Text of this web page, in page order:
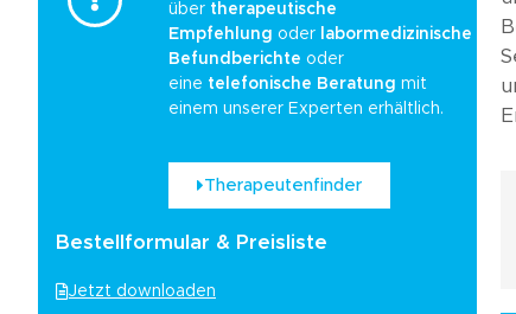
über therapeutische
Empfehlung oder labormedizinische
Befundberichte oder
eine telefonische Beratung mit
einem unserer Experten erhältlich.
Therapeutenfinder
Bestellformular & Preisliste
Jetzt downloaden